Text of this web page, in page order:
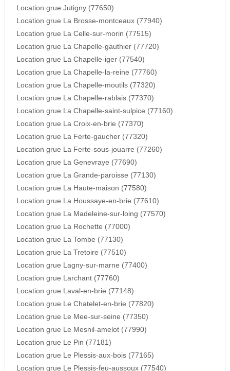
Location grue Jutigny (77650)
Location grue La Brosse-montceaux (77940)
Location grue La Celle-sur-morin (77515)
Location grue La Chapelle-gauthier (77720)
Location grue La Chapelle-iger (77540)
Location grue La Chapelle-la-reine (77760)
Location grue La Chapelle-moutils (77320)
Location grue La Chapelle-rablais (77370)
Location grue La Chapelle-saint-sulpice (77160)
Location grue La Croix-en-brie (77370)
Location grue La Ferte-gaucher (77320)
Location grue La Ferte-sous-jouarre (77260)
Location grue La Genevraye (77690)
Location grue La Grande-paroisse (77130)
Location grue La Haute-maison (77580)
Location grue La Houssaye-en-brie (77610)
Location grue La Madeleine-sur-loing (77570)
Location grue La Rochette (77000)
Location grue La Tombe (77130)
Location grue La Tretoire (77510)
Location grue Lagny-sur-marne (77400)
Location grue Larchant (77760)
Location grue Laval-en-brie (77148)
Location grue Le Chatelet-en-brie (77820)
Location grue Le Mee-sur-seine (77350)
Location grue Le Mesnil-amelot (77990)
Location grue Le Pin (77181)
Location grue Le Plessis-aux-bois (77165)
Location grue Le Plessis-feu-aussoux (77540)